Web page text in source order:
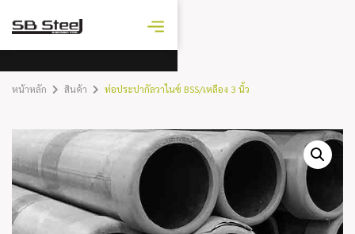
ราคาเหล็ก
หน้าหลัก สินค้า ท่อประปากัลวาไนซ์ BSS/เหลือง 3 นิ้ว